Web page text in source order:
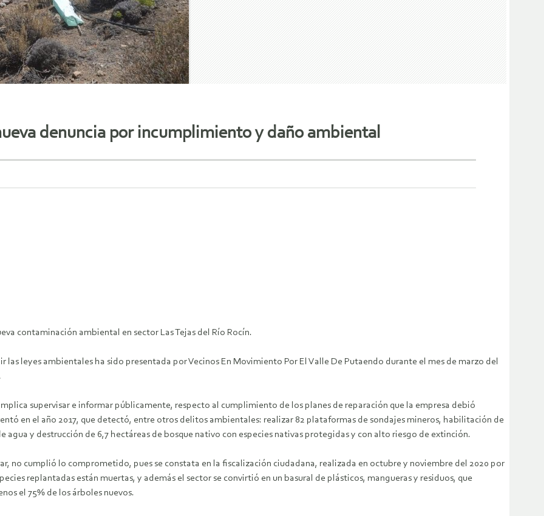
denuncia por incumplimiento y daño ambiental
contaminación ambiental en sector Las Tejas del Río Rocín.
leyes ambientales ha sido presentada por Vecinos En Movimiento Por El Valle De Putaendo durante el mes de marzo del
supervisar e informar públicamente, respecto al cumplimiento de los planes de reparación que la empresa debió
en el año 2017, que detectó, entre otros delitos ambientales: realizar 82 plataformas de sondajes mineros, habilitación de
agua y destrucción de 6,7 hectáreas de bosque nativo con especies nativas protegidas y con alto riesgo de extinción.
no cumplió lo comprometido, pues se constata en la fiscalización ciudadana, realizada en octubre y noviembre del 2020 por
replantadas están muertas, y además el sector se convirtió en un basural de plásticos, mangueras y residuos, que
el 75% de los árboles nuevos.